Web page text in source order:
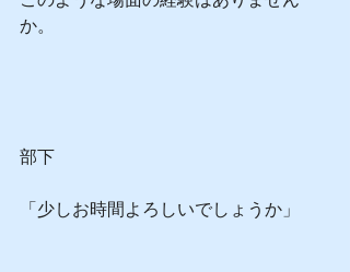
か。
部下
「少しお時間よろしいでしょうか」